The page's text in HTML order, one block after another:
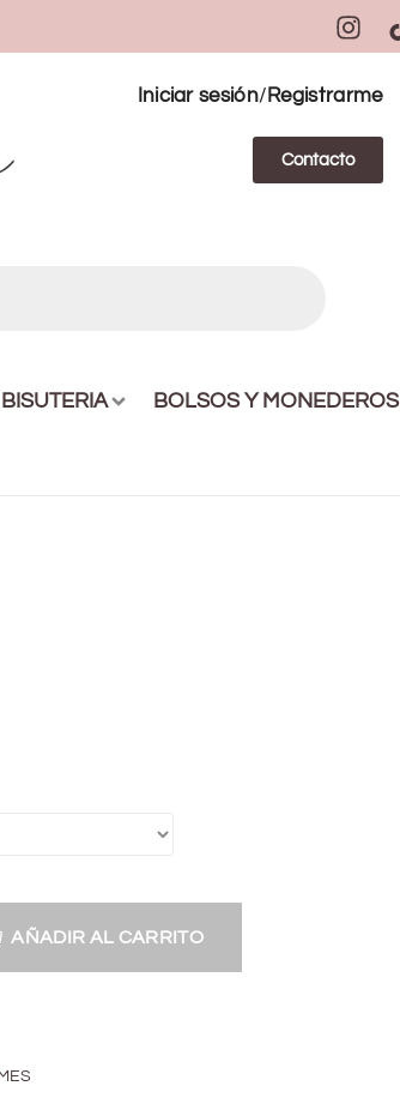
Iniciar sesión/ Registrarme
Contacto
BISUTERIA BOLSOS Y MONEDEROS
AÑADIR AL CARRITO